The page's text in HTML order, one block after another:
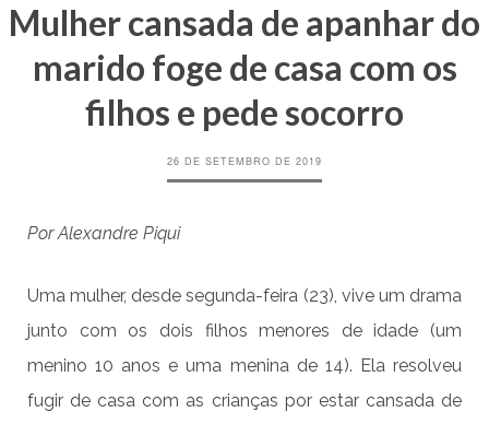
Mulher cansada de apanhar do
marido foge de casa com os
filhos e pede socorro
26 DE SETEMBRO DE 2019
Por Alexandre Piqui
Uma mulher, desde segunda-feira (23), vive um drama
junto com os dois filhos menores de idade (um
menino 10 anos e uma menina de 14). Ela resolveu
fugir de casa com as crianças por estar cansada de